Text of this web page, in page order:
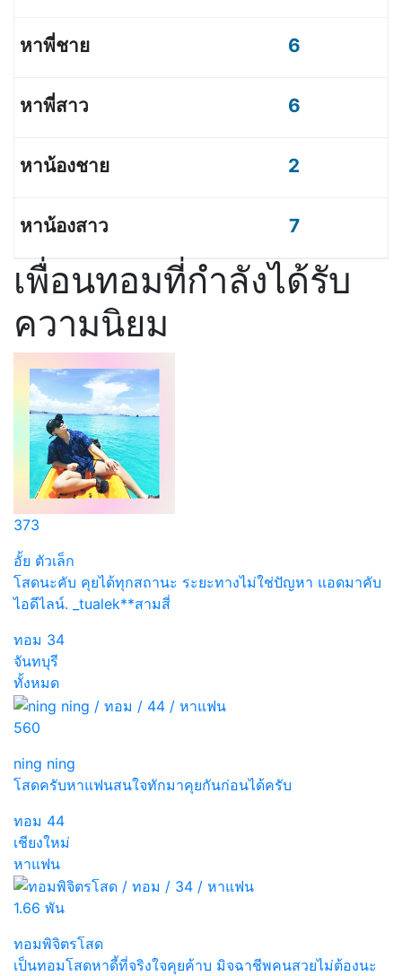
6
6
2
7
เพื่อนทอมที่กำลังได้รับ
ความนิยม
373
อั้ย ตัวเล็ก
โสดนะคับ คุยได้ทุกสถานะ ระยะทางไม่ใช่ปัญหา แอดมาคับ
ไอดีไลน์. _tualek**สามสี่
ทอม 34
จันทบุรี
ทั้งหมด
560
ning ning
โสดครับหาแฟนสนใจทักมาคุยกันก่อนได้ครับ
ทอม 44
เชียงใหม่
หาแฟน
1.66 พัน
ทอมพิจิตรโสด
เป็นทอมโสดหาดี้ที่จริงใจคุยค้าบ มิจฉาชีพคนสวยไม่ต้องนะ